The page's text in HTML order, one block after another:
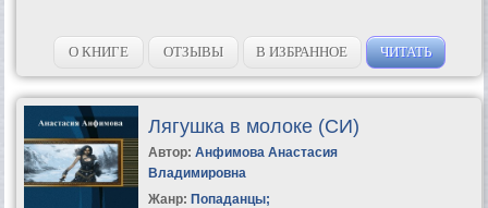
О КНИГЕ ОТЗЫВЫ В ИЗБРАННОЕ ЧИТАТЬ
Лягушка в молоке (СИ)
Автор: Анфимова Анастасия
Владимировна
Жанр: Попаданцы;